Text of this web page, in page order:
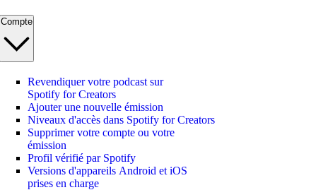
Compte
Revendiquer votre podcast sur
Spotify for Creators
Ajouter une nouvelle émission
Niveaux d'accès dans Spotify for Creators
Supprimer votre compte ou votre
émission
Profil vérifié par Spotify
Versions d'appareils Android et iOS
prises en charge